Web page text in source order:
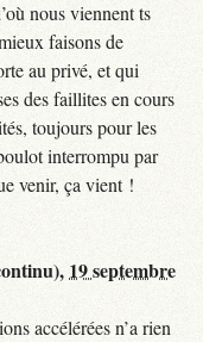
nous viennent ts
faisons de
au privé, et qui
des faillites en cours
toujours pour les
interrompu par
venir, ça vient !
19 septembre
accélérées n’a rien